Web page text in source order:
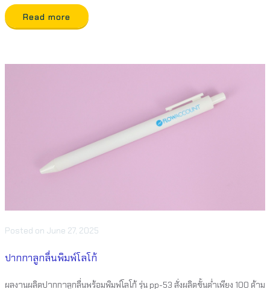
Read more
Posted on June 27, 2025
ปากกาลูกลื่นพิมพ์โลโก้
ผลงานผลิตปากกาลูกลื่นพร้อมพิมพ์โลโก้ รุ่น pp-53 สั่งผลิตขั้นต่ำเพียง 100 ด้าม